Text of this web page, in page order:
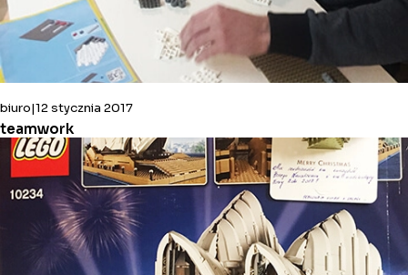
biuro 12 stycznia 2017
teamwork